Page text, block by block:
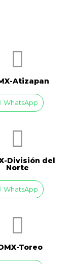
Atizapan
WhatsApp
División del
Norte
WhatsApp
Toreo